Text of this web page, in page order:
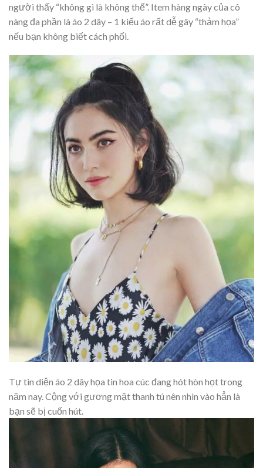
người thấy “không gì là không thể”. Item hàng ngày của cô
nàng đa phần là áo 2 dây – 1 kiểu áo rất dễ gây “thảm họa”
nếu bạn không biết cách phối.
Tự tin diện áo 2 dây họa tin hoa cúc đang hót hòn họt trong
năm nay. Cộng với gương mặt thanh tú nên nhìn vào hẳn là
bạn sẽ bị cuốn hút.